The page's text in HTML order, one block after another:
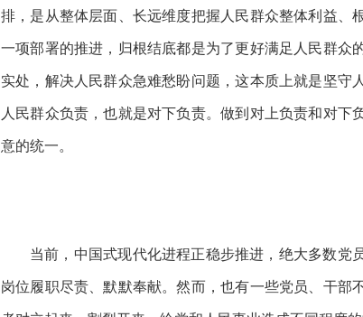
排，是从整体层面、长远维度把握人民群众整体利益
一项部署的推进，归根结底都是为了更好满足人民群众
实处，解决人民群众急难愁盼问题，这本质上就是坚
人民群众负责，也就是对下负责。做到对上负责和对
意的统一。
当前，中国式现代化进程正稳步推进，绝大多数党
岗位履职尽责、默默奉献。然而，也有一些党员、干